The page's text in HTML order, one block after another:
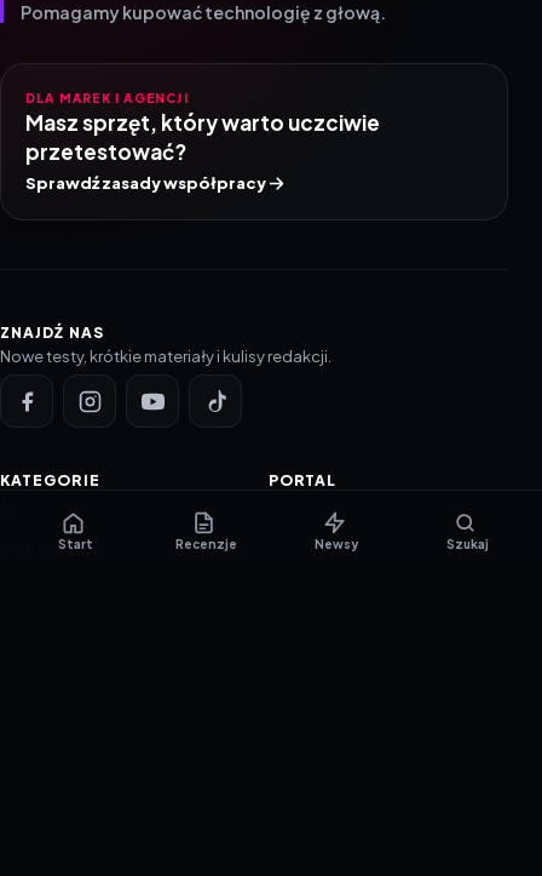
Pomagamy kupować technologię z głową.
DLA MAREK I AGENCJI
Masz sprzęt, który warto uczciwie
przetestować?
Sprawdź zasady współpracy
ZNAJDŹ NAS
Nowe testy, krótkie materiały i kulisy redakcji.
KATEGORIE
NOWINKI
PORADNIKI
PORTAL
Informacje o ciasteczkach
Polityka prywatności
Start Recenzje Newsy Szukaj